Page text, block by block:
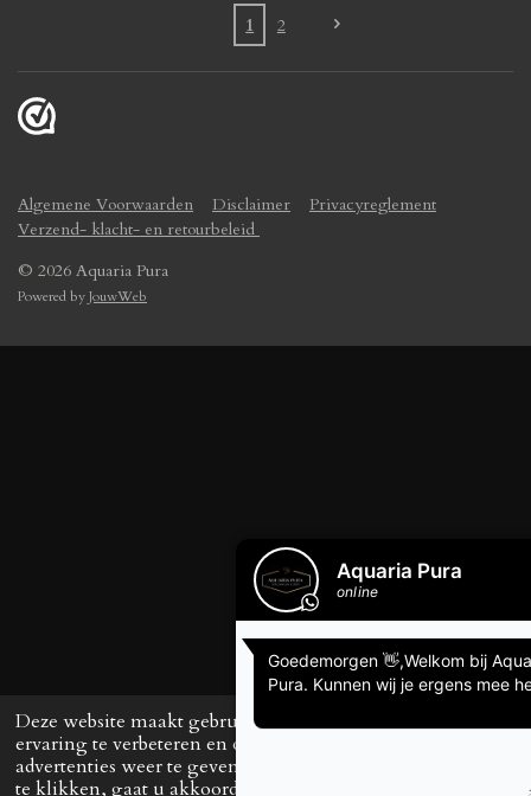
Deze website maakt gebruik van cookies om uw
ervaring te verbeteren en op maat gemaakte
advertenties weer te geven. Door op ‘Accepteren’
te klikken, gaat u akkoord met het gebruik van
1 2
Algemene Voorwaarden Disclaimer
Privacyreglement
Verzend- klacht- en retourbeleid
© 2026 Aquaria Pura
Powered byJouwWeb